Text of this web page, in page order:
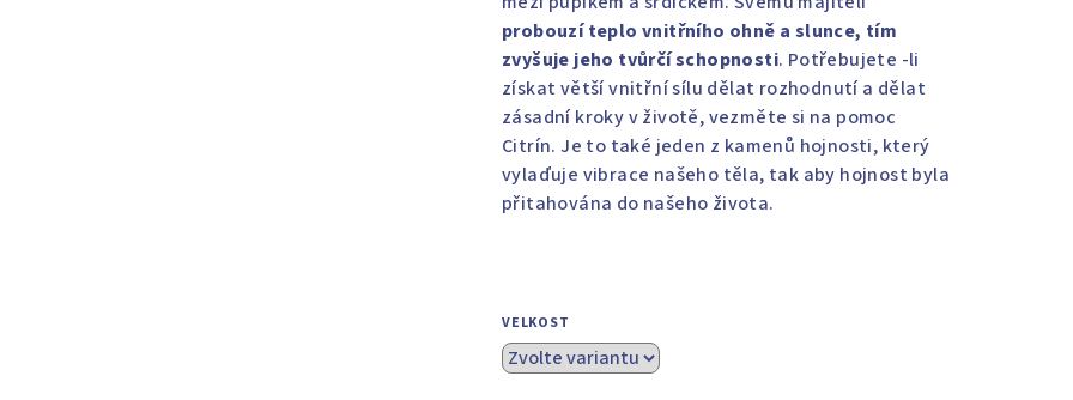
probouzí teplo vnitřního ohně a slunce, tím
zvyšuje jeho tvůrčí schopnosti. Potřebujete -li
získat větší vnitřní sílu dělat rozhodnutí a dělat
zásadní kroky v životě, vezměte si na pomoc
Citrín. Je to také jeden z kamenů hojnosti, který
vylaďuje vibrace našeho těla, tak aby hojnost byla
přitahována do našeho života.
VELKOST